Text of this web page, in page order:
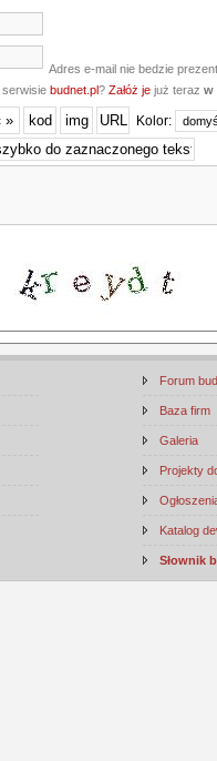
Adres e-mail nie bedzie
serwisie budnet.pl? Załóż je już teraz w
Kolor:
Forum
Baza firm
Galeria
Projekty
Katalog
Słownik